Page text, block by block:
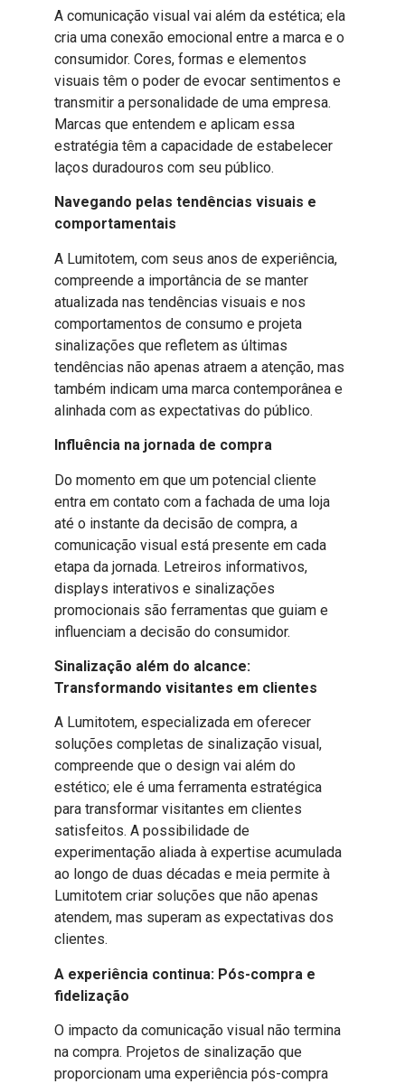
A comunicação visual vai além da estética; ela
cria uma conexão emocional entre a marca e o
consumidor. Cores, formas e elementos
visuais têm o poder de evocar sentimentos e
transmitir a personalidade de uma empresa.
Marcas que entendem e aplicam essa
estratégia têm a capacidade de estabelecer
laços duradouros com seu público.
Navegando pelas tendências visuais e
comportamentais
A Lumitotem, com seus anos de experiência,
compreende a importância de se manter
atualizada nas tendências visuais e nos
comportamentos de consumo e projeta
sinalizações que refletem as últimas
tendências não apenas atraem a atenção, mas
também indicam uma marca contemporânea e
alinhada com as expectativas do público.
Influência na jornada de compra
Do momento em que um potencial cliente
entra em contato com a fachada de uma loja
até o instante da decisão de compra, a
comunicação visual está presente em cada
etapa da jornada. Letreiros informativos,
displays interativos e sinalizações
promocionais são ferramentas que guiam e
influenciam a decisão do consumidor.
Sinalização além do alcance:
Transformando visitantes em clientes
A Lumitotem, especializada em oferecer
soluções completas de sinalização visual,
compreende que o design vai além do
estético; ele é uma ferramenta estratégica
para transformar visitantes em clientes
satisfeitos. A possibilidade de
experimentação aliada à expertise acumulada
ao longo de duas décadas e meia permite à
Lumitotem criar soluções que não apenas
atendem, mas superam as expectativas dos
clientes.
A experiência continua: Pós-compra e
fidelização
O impacto da comunicação visual não termina
na compra. Projetos de sinalização que
proporcionam uma experiência pós-compra